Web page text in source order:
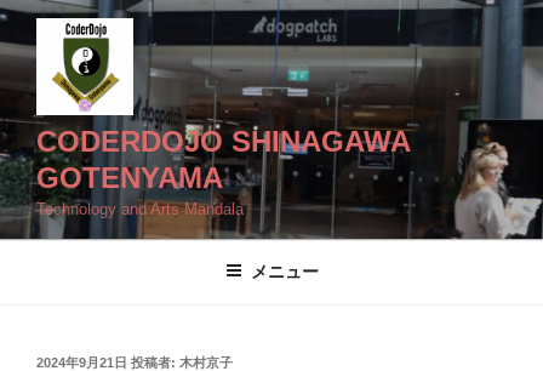
コ
ン
ツ
へ
ス
キ
ッ
CODERDOJO SHINAGAWA
GOTENYAMA
Technology and Arts Mandala
メニュー
投
2024年9月21日 投稿者: 木村京子